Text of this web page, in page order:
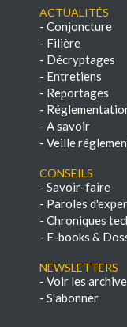
Actualités
- Conjoncture
- Filière
- Décryptages
- Entretiens
- Reportages
-
- A savoir
- Veille
Conseils
- Savoir-faire
- Paroles
- Chroniques
- E-books &
NEWSLETTERS
- Voir les
- S'abonner